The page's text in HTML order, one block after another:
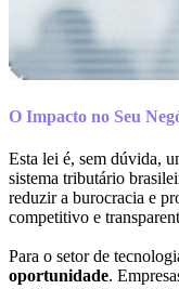
O Impacto no Seu
Esta lei é, sem dúvida,
sistema tributário
reduzir a burocracia e
competitivo e
Para o setor de
oportunidade.